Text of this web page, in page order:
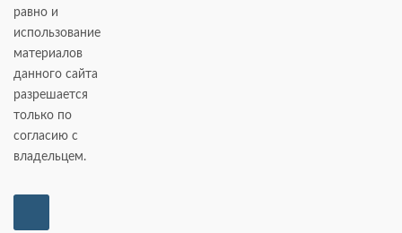
равно и
использование
материалов
данного сайта
разрешается
только по
согласию с
владельцем.